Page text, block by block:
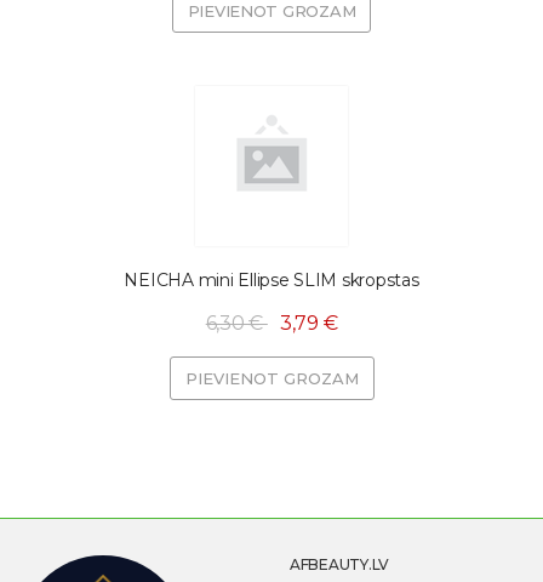
PIEVIENOT GROZAM
NEICHA mini Ellipse SLIM skropstas
6,30 € 3,79 €
PIEVIENOT GROZAM
AFBEAUTY.LV